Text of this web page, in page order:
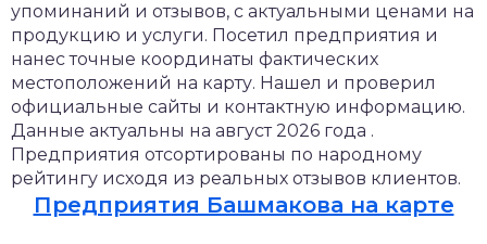
упоминаний и отзывов, с актуальными ценами на
продукцию и услуги. Посетил предприятия и
нанес точные координаты фактических
местоположений на карту. Нашел и проверил
официальные сайты и контактную информацию.
Данные актуальны на август 2026 года .
Предприятия отсортированы по народному
рейтингу исходя из реальных отзывов клиентов.
Предприятия Башмакова на карте